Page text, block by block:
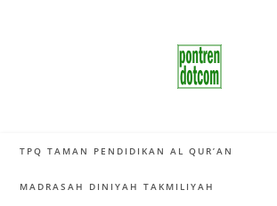
TPQ TAMAN PENDIDIKAN AL QUR’AN
MADRASAH DINIYAH TAKMILIYAH